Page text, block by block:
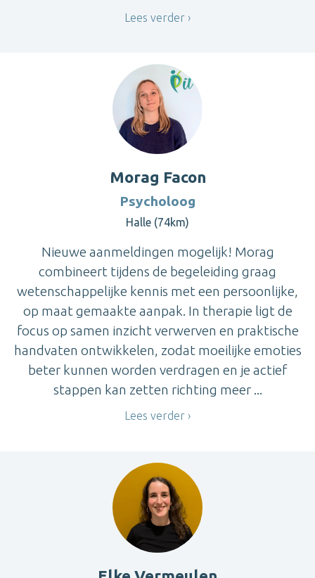
Lees verder
Morag Facon
Psycholoog
Halle (74km)
Nieuwe aanmeldingen mogelijk! Morag
combineert tijdens de begeleiding graag
wetenschappelijke kennis met een persoonlijke,
op maat gemaakte aanpak. In therapie ligt de
focus op samen inzicht verwerven en praktische
handvaten ontwikkelen, zodat moeilijke emoties
beter kunnen worden verdragen en je actief
stappen kan zetten richting meer ...
Lees verder